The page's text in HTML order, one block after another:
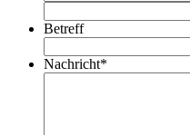
Betreff
Nachricht*